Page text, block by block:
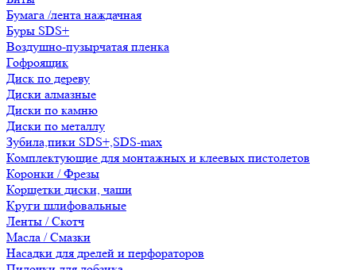
Бумага /лента наждачная
Буры SDS+
Воздушно-пузырчатая пленка
Гофроящик
Диск по дереву
Диски алмазные
Диски по камню
Диски по металлу
Зубила,пики SDS+,SDS-max
Комплектующие для монтажных и клеевых пистолетов
Коронки / Фрезы
Корщетки диски, чаши
Круги шлифовальные
Ленты / Скотч
Масла / Смазки
Насадки для дрелей и перфораторов